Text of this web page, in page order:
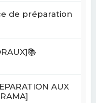
de préparation
AUX